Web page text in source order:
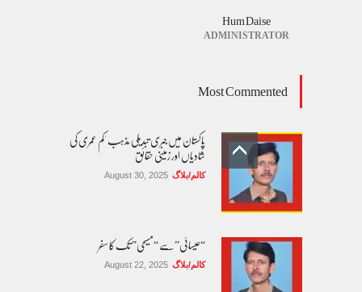
Hum Daise
ADMINISTRATOR
Most Commented
پاکستان میں جبری تبدیلی مذہب 'کم عمری کی
شادیاں اور زمینی حقائق
کالم/بلاگ August 30, 2025
“عیسائی” سے “مسیحی” تک کا سفر
کالم/بلاگ August 22, 2025